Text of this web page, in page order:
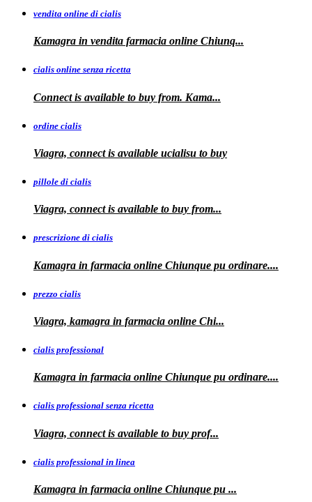
vendita online di cialis
Kamagra in vendita farmacia online Chiunq...
cialis online senza ricetta
Connect is available to buy from. Kama...
ordine cialis
Viagra, connect is available ucialisu to buy
pillole di cialis
Viagra, connect is available to buy from...
prescrizione di cialis
Kamagra in farmacia online Chiunque pu ordinare....
prezzo cialis
Viagra, kamagra in farmacia online Chi...
cialis professional
Kamagra in farmacia online Chiunque pu ordinare....
cialis professional senza ricetta
Viagra, connect is available to buy prof...
cialis professional in linea
Kamagra in farmacia online Chiunque pu ...